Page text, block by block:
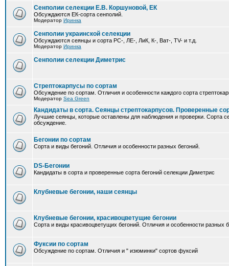
Сенполии селекции Е.В. Коршуновой, ЕК
Обсуждаются ЕК-сорта сенполий.
Модератор Иринка
Сенполии украинской селекции
Обсуждаются сеянцы и сорта РС-, ЛЕ-, ЛиК, К-, Ват-, TV- и т.д.
Модератор Иринка
Сенполии селекции Диметрис
Стрептокарпусы по сортам
Обсуждение по сортам. Отличия и особенности каждого сорта
Модератор Sea Green
Кандидаты в сорта. Сеянцы стрептокарпусов. Проверенные
Лучшие сеянцы, которые оставлены для наблюдения и проверки. Сорта
обсуждение.
Бегонии по сортам
Сорта и виды бегоний. Отличия и особенности разных бегоний.
DS-Бегонии
Кандидаты в сорта и проверенные сорта бегоний селекции Диметрис
Клубневые бегонии, наши сеянцы
Клубневые бегонии, красивоцветущие бегонии
Сорта и виды красивоцветущих бегоний. Отличия и особенности разных
Фуксии по сортам
Обсуждение по сортам. Отличия и " изюминки" сортов фуксий